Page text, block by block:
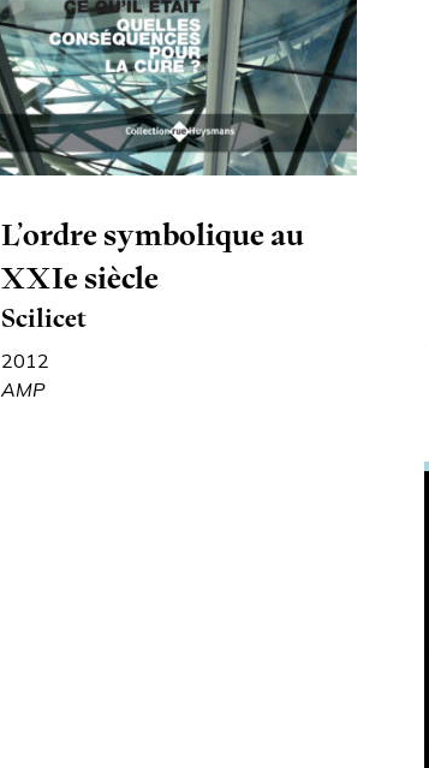
L’ordre symbolique au
XXIe siècle
Scilicet
2012
AMP